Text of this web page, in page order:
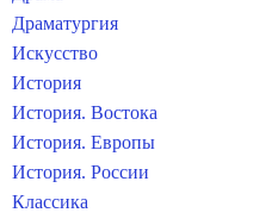
Драматургия
Искусство
История
История. Востока
История. Европы
История. России
Классика